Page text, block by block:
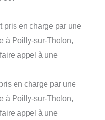
pris en charge par une
à Poilly-sur-Tholon,
appel à une
en charge par une
à Poilly-sur-Tholon,
appel à une